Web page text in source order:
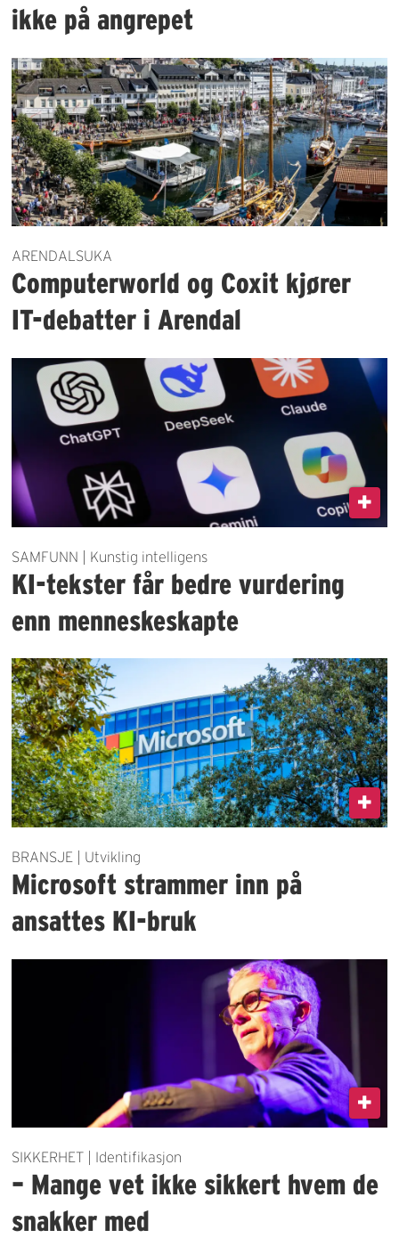
ikke på angrepet
ARENDALSUKA
Computerworld og Coxit kjører
IT-debatter i Arendal
SAMFUNN | Kunstig intelligens
KI-tekster får bedre vurdering
enn menneskeskapte
BRANSJE | Utvikling
Microsoft strammer inn på
ansattes KI-bruk
SIKKERHET | Identifikasjon
– Mange vet ikke sikkert hvem de
snakker med